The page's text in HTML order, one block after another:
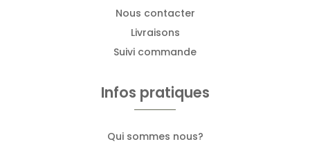
Nous contacter
Livraisons
Suivi commande
Infos pratiques
Qui sommes nous?